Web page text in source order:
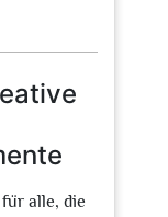
alle, die